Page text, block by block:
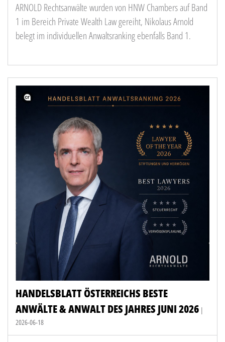
ARNOLD Rechtsanwälte wurden von HNW Chambers auf Band
1 im Bereich Private Wealth Law gereiht, Nikolaus Arnold
belegt im individuellen Anwaltsranking ebenfalls Band 1.
HANDELSBLATT ÖSTERREICHS BESTE
ANWÄLTE & ANWALT DES JAHRES JUNI 2026 |
2026-06-18